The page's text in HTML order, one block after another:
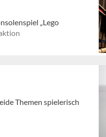
„Lego
Themen spielerisch